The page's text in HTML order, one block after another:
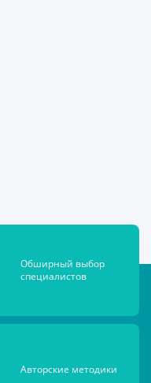
Обширный выбор
специалистов
Авторские методики